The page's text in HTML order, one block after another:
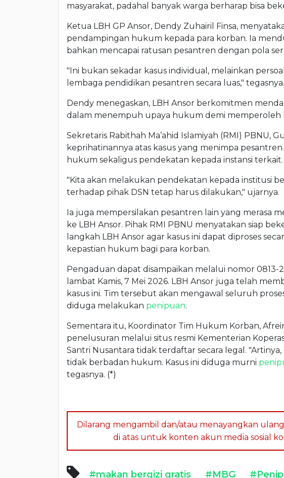
masyarakat, padahal banyak warga berharap bisa
Ketua LBH GP Ansor, Dendy Zuhairil Finsa,
pendampingan hukum kepada para korban. Ia
bahkan mencapai ratusan pesantren dengan pola
"Ini bukan sekadar kasus individual, melainkan
lembaga pendidikan pesantren secara luas," tegasnya.
Dendy menegaskan, LBH Ansor berkomitmen
dalam menempuh upaya hukum demi memperoleh
Sekretaris Rabithah Ma’ahid Islamiyah (RMI) PBNU,
keprihatinannya atas kasus yang menimpa
hukum sekaligus pendekatan kepada instansi terkait.
"Kita akan melakukan pendekatan kepada institusi
terhadap pihak DSN tetap harus dilakukan," ujarnya.
Ia juga mempersilakan pesantren lain yang merasa
ke LBH Ansor. Pihak RMI PBNU menyatakan siap
langkah LBH Ansor agar kasus ini dapat diproses
kepastian hukum bagi para korban.
Pengaduan dapat disampaikan melalui nomor 0813-
lambat Kamis, 7 Mei 2026. LBH Ansor juga telah
kasus ini. Tim tersebut akan mengawal seluruh
diduga melakukan penipuan.
Sementara itu, Koordinator Tim Hukum Korban,
penelusuran melalui situs resmi Kementerian
Santri Nusantara tidak terdaftar secara legal. "Artinya,
tidak berbadan hukum. Kasus ini diduga murni
tegasnya. (*)
Dilarang mengambil dan/atau menayangkan
di atas untuk konten akun media sosial
#makan bergizi gratis #MBG